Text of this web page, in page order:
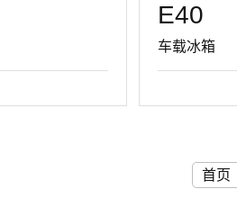
E40
车载冰箱
首页